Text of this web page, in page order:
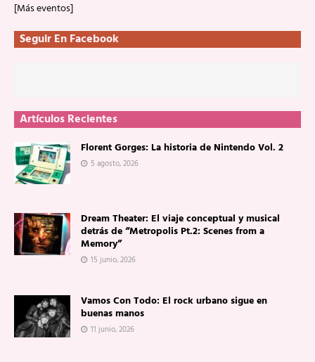
[Más eventos]
Seguir En Facebook
Artículos Recientes
Florent Gorges: La historia de Nintendo Vol. 2
5 agosto, 2026
Dream Theater: El viaje conceptual y musical
detrás de “Metropolis Pt.2: Scenes from a
Memory”
15 junio, 2026
Vamos Con Todo: El rock urbano sigue en
buenas manos
11 junio, 2026